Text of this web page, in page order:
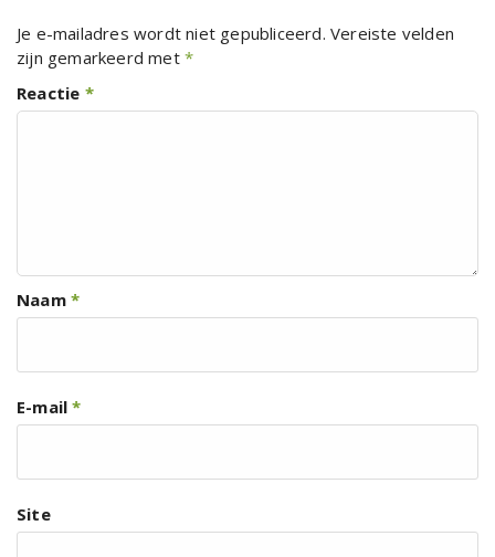
Je e-mailadres wordt niet gepubliceerd. Vereiste velden
zijn gemarkeerd met *
Reactie *
Naam *
E-mail*
Site